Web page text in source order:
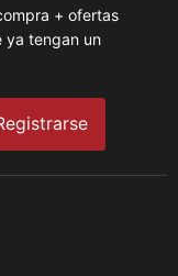
+ ofertas
ya tengan un